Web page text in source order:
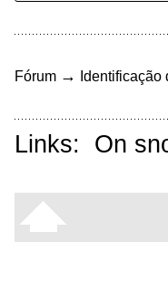
Fórum → Identificação
Links: On